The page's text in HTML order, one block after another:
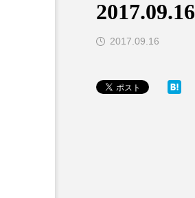
2017.09.16
2017.09.16